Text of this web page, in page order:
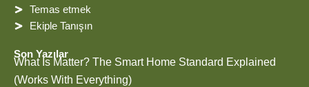
Temas etmek
Ekiple Tanışın
Son Yazılar
What Is Matter? The Smart Home Standard Explained
(Works With Everything)